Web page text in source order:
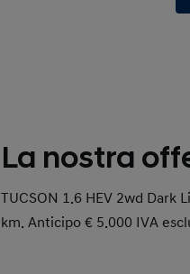
La nostra
TUCSON 1.6 HEV 2wd Dark
km. Anticipo € 5.000 IVA